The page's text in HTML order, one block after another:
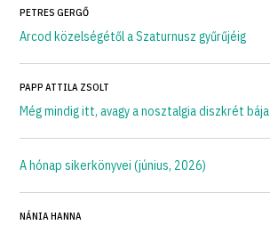
PETRES GERGŐ
Arcod közelségétől a Szaturnusz gyűrűjéig
PAPP ATTILA ZSOLT
Még mindig itt, avagy a nosztalgia diszkrét bája
A hónap sikerkönyvei (június, 2026)
NÁNIA HANNA